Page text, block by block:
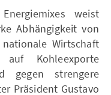
weist
Abhängigkeit von
Wirtschaft
Kohleexporte
gegen strengere
Präsident Gustavo